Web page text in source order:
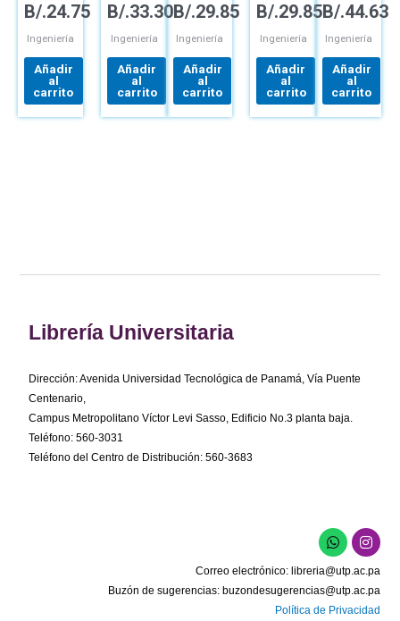
PRÁCTICAS
LABORATORIO
B/.24.75
Ingeniería
Añadir
al
carrito
CONTROL
CUADROTORES
B/.33.30
Ingeniería
Añadir
al
carrito
ARMADO
Y
DE
SECCIONES
MÉTODOS
SEGÚN
EHE-08
B/.29.85
Ingeniería
Añadir
al
carrito
B/.29.85
Ingeniería
Añadir
al
carrito
Y
B/.44.63
Ingeniería
Añadir
al
carrito
Librería Universitaria
Dirección: Avenida Universidad Tecnológica de Panamá, Vía Puente
Centenario,
Campus Metropolitano Víctor Levi Sasso, Edificio No.3 planta baja.
Teléfono: 560-3031
Teléfono del Centro de Distribución: 560-3683
W
h
a
t
s
a
I
n
s
t
a
g
Correo electrónico: libreria@utp.ac.pa
Buzón de sugerencias: buzondesugerencias@utp.ac.pa
Política de Privacidad